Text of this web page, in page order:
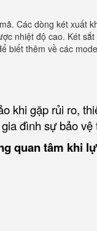
Các dòng két xuất
nhiệt độ cao. Két
biết thêm về các
khi gặp rủi ro,
đình sự bảo vệ
quan tâm khi